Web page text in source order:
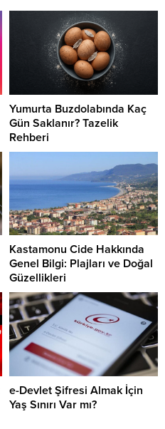
Yumurta Buzdolabında Kaç
Gün Saklanır? Tazelik
Rehberi
Kastamonu Cide Hakkında
Genel Bilgi: Plajları ve Doğal
Güzellikleri
e-Devlet Şifresi Almak İçin
Yaş Sınırı Var mı?